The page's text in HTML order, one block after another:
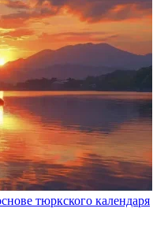
тюркского календаря